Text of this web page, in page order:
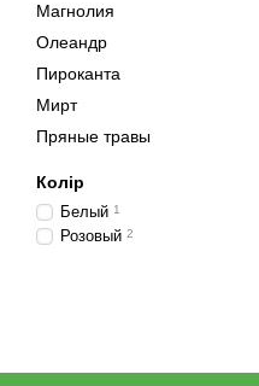
Магнолия
Олеандр
Пироканта
Мирт
Пряные травы
Колір
Белый 1
Розовый 2